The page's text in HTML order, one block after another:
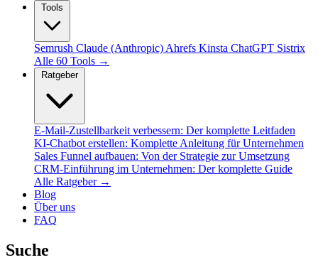
Semrush Claude (Anthropic) Ahrefs Kinsta ChatGPT Sistrix
Alle 60 Tools →
Ratgeber
E-Mail-Zustellbarkeit verbessern: Der komplette Leitfaden
KI-Chatbot erstellen: Komplette Anleitung für Unternehmen
Sales Funnel aufbauen: Von der Strategie zur Umsetzung
CRM-Einführung im Unternehmen: Der komplette Guide
Alle Ratgeber →
Blog
Über uns
FAQ
Suche